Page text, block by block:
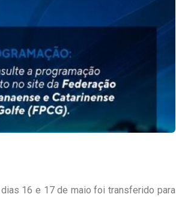
16 e 17 de maio foi transferido para